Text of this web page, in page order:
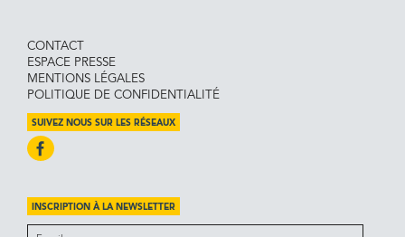
CONTACT
ESPACE PRESSE
MENTIONS LÉGALES
POLITIQUE DE CONFIDENTIALITÉ
SUIVEZ NOUS SUR LES RÉSEAUX
INSCRIPTION À LA NEWSLETTER